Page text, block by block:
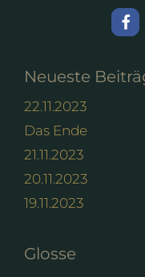
Neueste
22.11.2023
Das Ende
21.11.2023
20.11.2023
19.11.2023
Glosse